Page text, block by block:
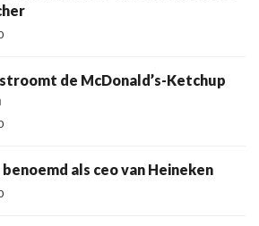
de McDonald’s-Ketchup
als ceo van Heineken